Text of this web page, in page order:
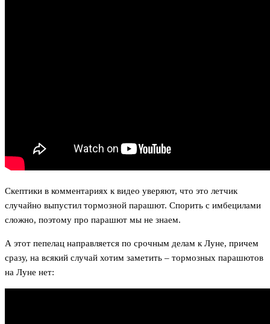
Скептики в комментариях к видео уверяют, что это летчик
случайно выпустил тормозной парашют. Спорить с имбецилами
сложно, поэтому про парашют мы не знаем.
А этот пепелац направляется по срочным делам к Луне, причем
сразу, на всякий случай хотим заметить – тормозных парашютов
на Луне нет: